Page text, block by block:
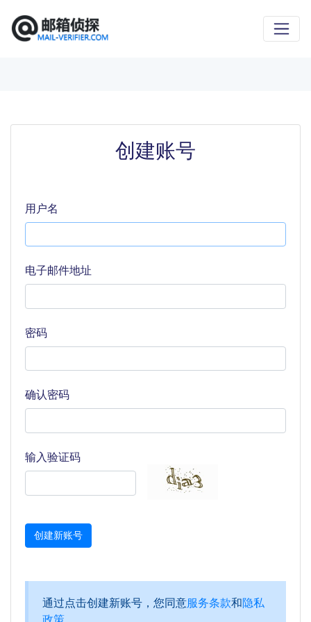
创建账号
用户名
电子邮件地址
密码
确认密码
输入验证码
创建新账号
通过点击创建新账号，您同意服务条款和隐私
政策